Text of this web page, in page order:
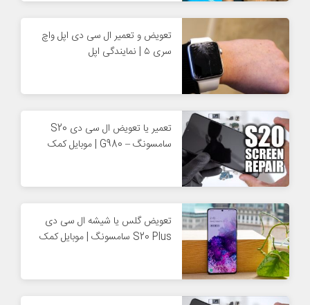
تعویض و تعمیر ال سی دی اپل واچ
سری ۵ | نمایندگی اپل
تعمیر یا تعویض ال سی دی S20
سامسونگ – G980 | موبایل کمک
تعویض گلس یا شیشه ال سی دی
S20 Plus سامسونگ | موبایل کمک